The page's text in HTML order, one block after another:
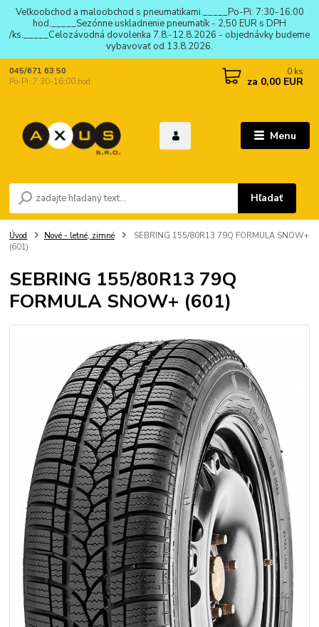
Veľkoobchod a maloobchod s pneumatikami._____Po-Pi: 7:30-16:00
hod._____Sezónne uskladnenie pneumatík - 2,50 EUR s DPH
/ks._____Celozávodná dovolenka 7.8.-12.8.2026 - objednávky budeme
vybavovať od 13.8.2026.
Menu
Hľadať
045/671 63 50
Po-Pi: 7:30-16:00 hod.
0 ks
za 0,00 EUR
Úvod Nové - letné, zimné
SEBRING 155/80R13 79Q FORMULA SNOW+
(601)
SEBRING 155/80R13 79Q
FORMULA SNOW+ (601)